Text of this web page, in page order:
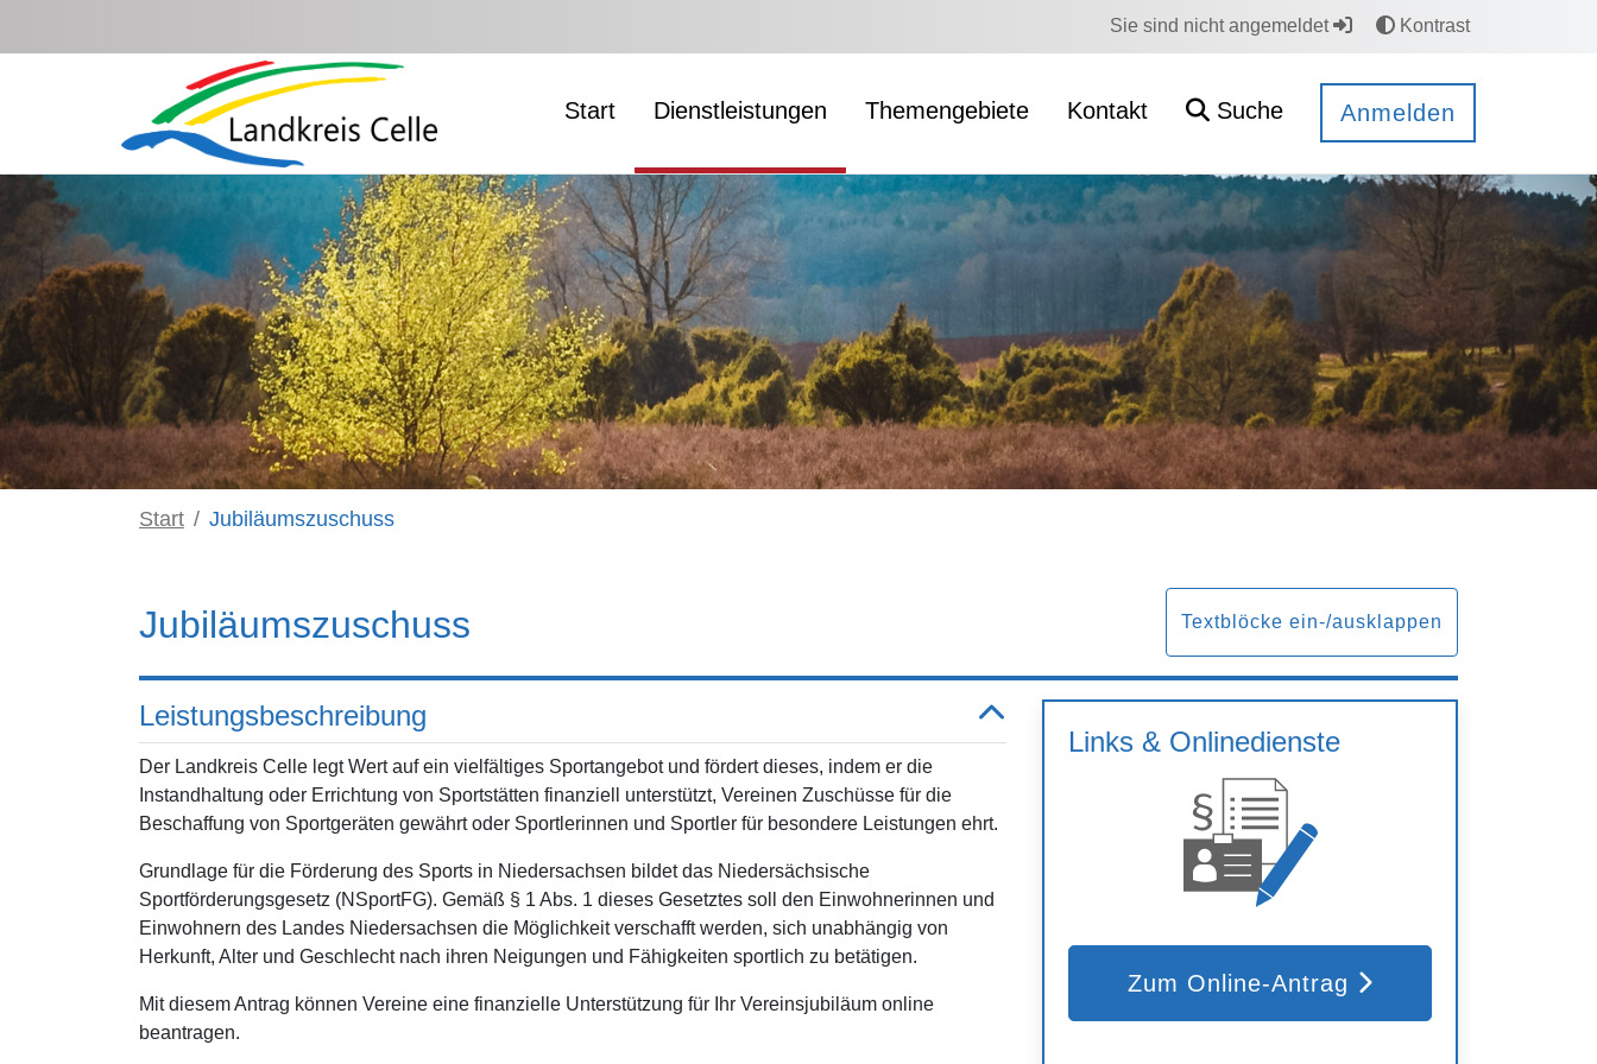
Sie sind nicht angemeldet Kontrast
Start Dienstleistungen Themengebiete Kontakt Suche Anmelden
Start Jubiläumszuschuss
Jubiläumszuschuss Textblöcke ein-/ausklappen
Leistungsbeschreibung
Der Landkreis Celle legt Wert auf ein vielfältiges Sportangebot und fördert dieses, indem er die
Instandhaltung oder Errichtung von Sportstätten finanziell unterstützt, Vereinen Zuschüsse für die
Beschaffung von Sportgeräten gewährt oder Sportlerinnen und Sportler für besondere Leistungen ehrt.
Grundlage für die Förderung des Sports in Niedersachsen bildet das Niedersächsische
Sportförderungsgesetz (NSportFG). Gemäß § 1 Abs. 1 dieses Gesetztes soll den Einwohnerinnen und
Einwohnern des Landes Niedersachsen die Möglichkeit verschafft werden, sich unabhängig von
Herkunft, Alter und Geschlecht nach ihren Neigungen und Fähigkeiten sportlich zu betätigen.
Mit diesem Antrag können Vereine eine finanzielle Unterstützung für Ihr Vereinsjubiläum online
beantragen.
Links & Onlinedienste
Zum Online-Antrag